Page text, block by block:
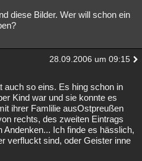
diese Bilder. Wer will schon ein
28.09.2006 um 09:15
auch so eins. Es hing schon in
Kind war und sie konnte es
ihrer Famlilie ausOstpreußen
rechts, des zweiten Eintrags
Andenken... Ich finde es hässlich,
verfluckt sind, oder Geister inne